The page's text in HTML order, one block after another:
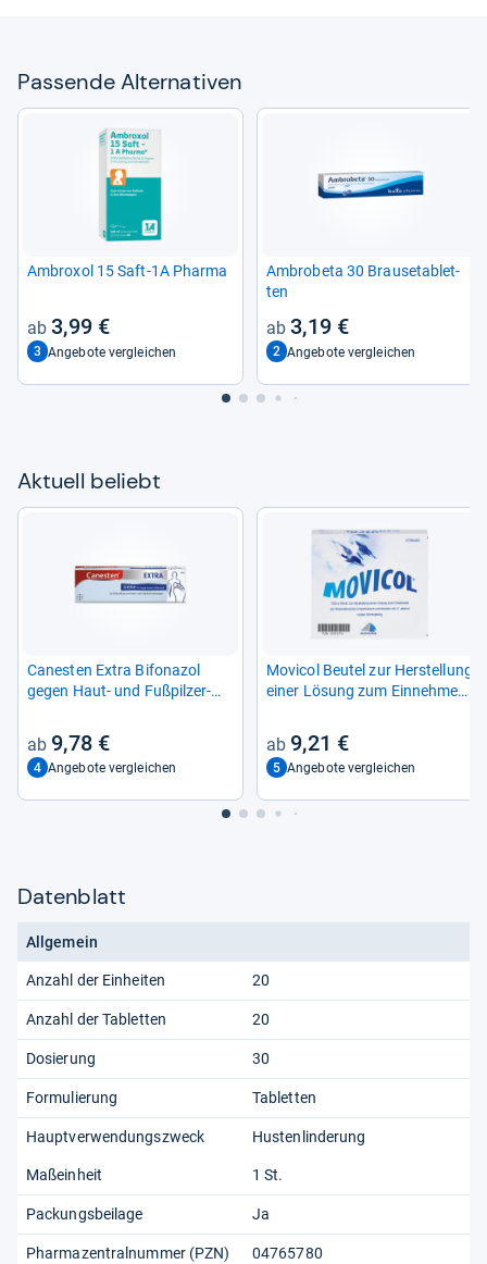
Pas­sende Alter­na­ti­ven
Ambro­xol 15 Saft-​1A Pharma
3,99 €
3 Angebote vergleichen
Ambro­beta 30 Brau­se­ta­blet­
ten
3,19 €
2 Angebote vergleichen
Aktu­ell beliebt
Canes­ten Extra Bifona­zol
gegen Haut-​ und Fuß­pil­zer­
9,78 €
4 Angebote vergleichen
Movi­col Beu­tel zur Her­stel­lung
einer Lösung zum Ein­neh­men
9,21 €
5 Angebote vergleichen
Datenblatt
Allgemein
Anzahl der Einheiten 20
Anzahl der Tabletten 20
Dosierung 30
Formulierung Tabletten
Hauptverwendungszweck Hustenlinderung
Maßeinheit 1 St.
Packungsbeilage Ja
Pharmazentralnummer (PZN) 04765780